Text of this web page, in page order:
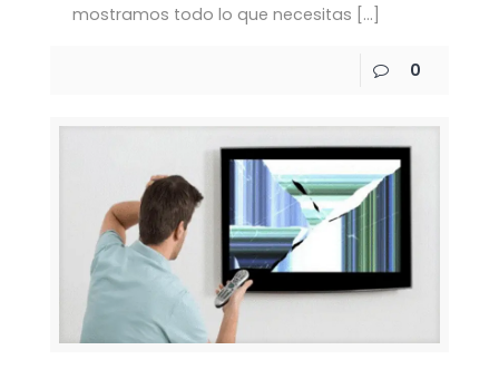
mostramos todo lo que necesitas […]
0